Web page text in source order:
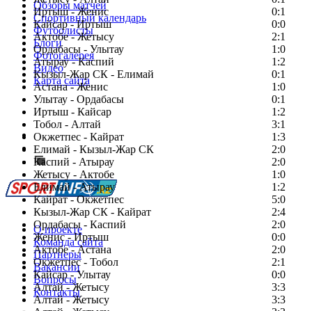
Иртыш - Женис
0:1
Кайсар - Иртыш
0:0
Актобе - Жетысу
2:1
Ордабасы - Улытау
1:0
Атырау - Каспий
1:2
Кызыл-Жар СК - Елимай
0:1
Астана - Женис
1:0
Улытау - Ордабасы
0:1
Иртыш - Кайсар
1:2
Тобол - Алтай
3:1
Окжетпес - Кайрат
1:3
Елимай - Кызыл-Жар СК
2:0
Каспий - Атырау
2:0
Жетысу - Актобе
1:0
Елимай - Атырау
1:2
Кайрат - Окжетпес
5:0
Кызыл-Жар СК - Кайрат
2:4
Ордабасы - Каспий
2:0
Женис - Иртыш
0:0
Актобе - Астана
2:0
Окжетпес - Тобол
2:1
Кайсар - Улытау
0:0
Алтай - Жетысу
3:3
Алтай - Жетысу
3:3
Обзоры матчей
Спортивный календарь
Футболисты
Блоги
Фотогалерея
Видео
Карта сайта
Есть идея?
Сообщить о мероприятии
Перейти на старый сайт
О проекте
Команда сайта
Партнеры
Вакансии
Вопросы
Контакты